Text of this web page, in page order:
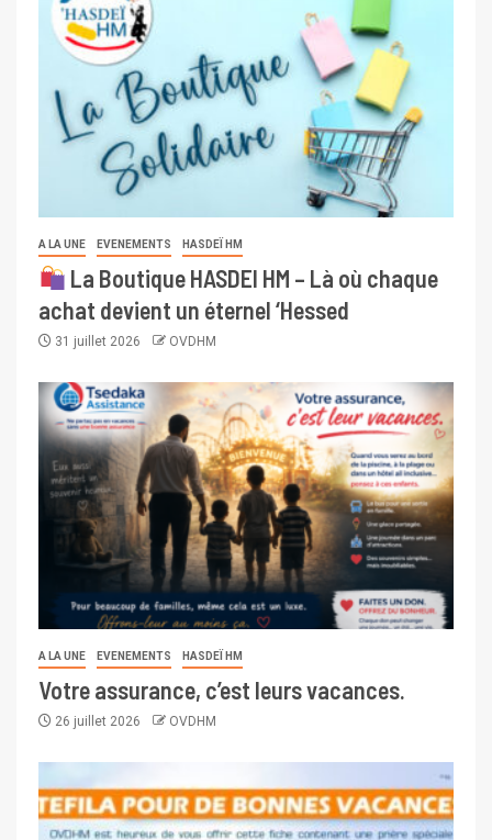
A LA UNE EVENEMENTS HASDEÏ HM
La Boutique HASDEI HM – Là où chaque
achat devient un éternel ‘Hessed
31 juillet 2026 OVDHM
A LA UNE EVENEMENTS HASDEÏ HM
Votre assurance, c’est leurs vacances.
26 juillet 2026 OVDHM